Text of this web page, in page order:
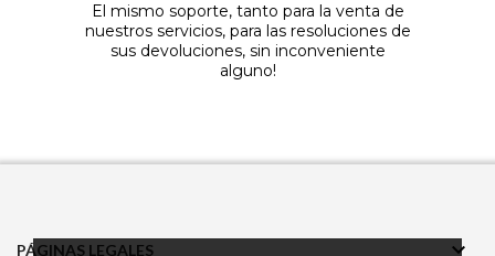
El mismo soporte, tanto para la venta de
nuestros servicios, para las resoluciones de
sus devoluciones, sin inconveniente
alguno!
PÁGINAS LEGALES 